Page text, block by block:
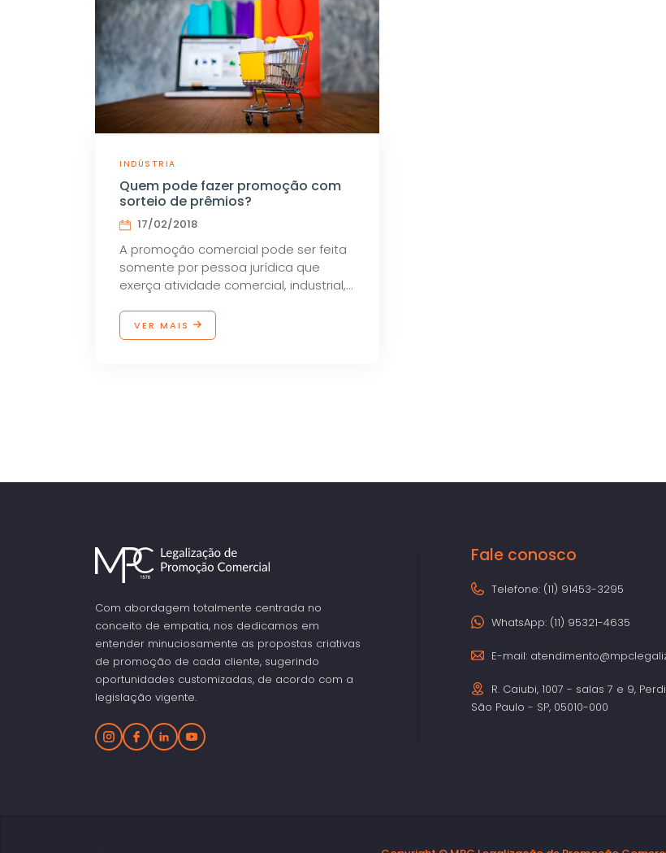
INDÚSTRIA
Quem pode fazer promoção com
sorteio de prêmios?
17/02/2018
A promoção comercial pode ser feita
somente por pessoa jurídica que
exerça atividade comercial, industrial,
ou prestação de serviço, que esteja
comprovadamente quite com os
VER MAIS
Com abordagem totalmente centrada no
conceito de empatia, nos dedicamos em
entender minuciosamente as propostas criativas
de promoção de cada cliente, sugerindo
oportunidades customizadas, de acordo com a
legislação vigente.
Fale conosco
Telefone: (11) 91453-3295
WhatsApp: (11) 95321-4635
E-mail:
R. Caiubi, 1007 - salas 7 e 9,
São Paulo - SP, 05010-000